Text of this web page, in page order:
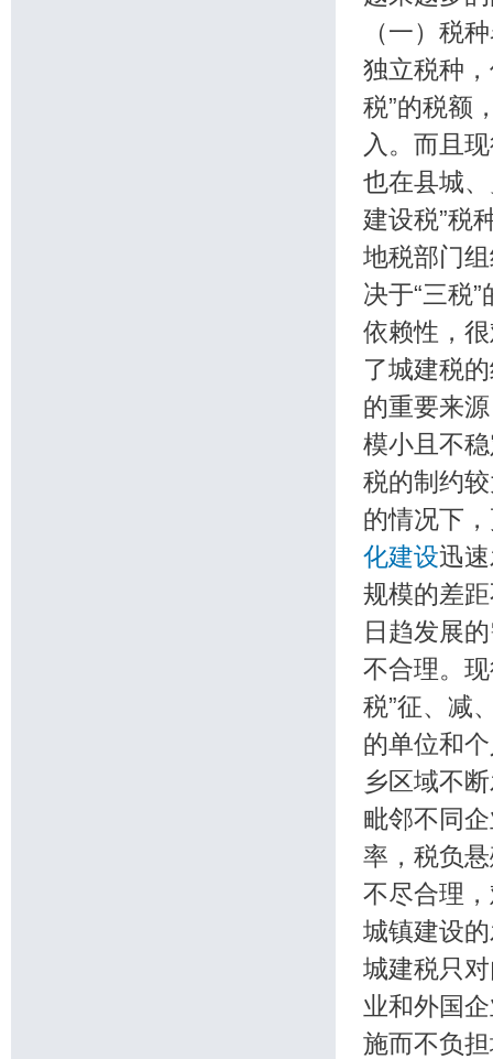
（一）税
独立税种
税”的税额
入。而且
也在县城
建设税”
地税部门
决于“三税
依赖性，
了城建税
的重要来
模小且不
税的制约
的情况下
化建设迅
规模的差
日趋发展
不合理。
税”征、减
的单位和
乡区域不
毗邻不同
率，税负
不尽合理
城镇建设
城建税只
业和外国
施而不负